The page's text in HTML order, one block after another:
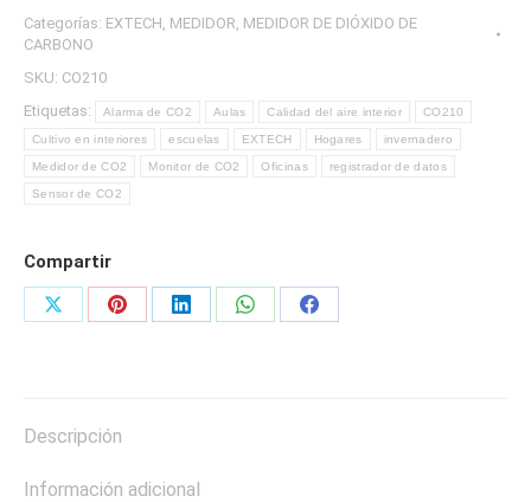
CARBONO
CON
DATOS
MARCA
Categorías: EXTECH, MEDIDOR, MEDIDOR DE DIÓXIDO DE
CARBONO
SKU: CO210
Etiquetas:
Alarma de CO2 Aulas Calidad del aire interior CO210
Cultivo en interiores escuelas EXTECH Hogares invernadero
Medidor de CO2 Monitor de CO2 Oficinas registrador de datos
Sensor de CO2
Compartir
Share
Share
Share
Share
Share
Descripción
Información adicional